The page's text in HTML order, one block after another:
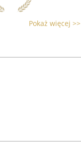
Pokaż więcej >>